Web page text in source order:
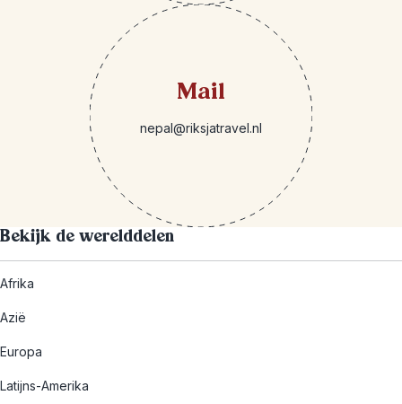
Mail
nepal@riksjatravel.nl
Bekijk de werelddelen
Afrika
Azië
Europa
Latijns-Amerika